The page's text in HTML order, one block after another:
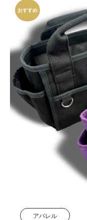
おすすめ
アパレル